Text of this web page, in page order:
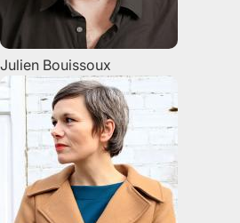
Julien Bouissoux